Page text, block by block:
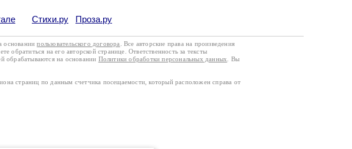
Стихи.ру Проза.ру
основаниипользовательского договора
. Все авторские права на произведения
обратиться на его авторской странице. Ответственность за тексты
обрабатываются на основании Политики обработки персональных данных
. Вы
страниц по данным счетчика посещаемости, который расположен справа от